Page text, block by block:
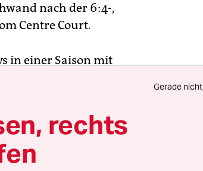
nach der 6:4-,
Centre Court.
in einer Saison mit
vorstellen, wie
den Journalisten
Zverev dabei den
er bei den
fraglich.
Gerade nicht
rechts